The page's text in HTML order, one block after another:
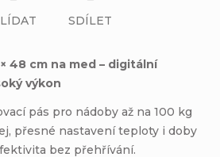
48 cm na med – digitální
výkon
pás pro nádoby až na 100 kg
přesné nastavení teploty i doby
bez přehřívání.
SDÍLET